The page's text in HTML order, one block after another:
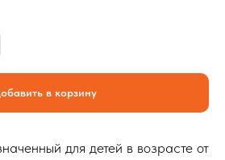
в корзину
для детей в возрасте от